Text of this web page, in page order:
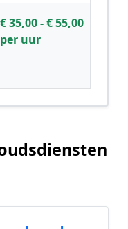
€ 35,00 - € 55,00
per uur